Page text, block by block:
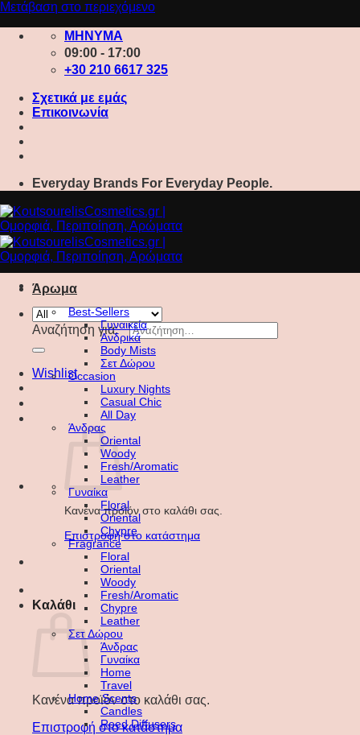
Μετάβαση στο περιεχόμενο
ΜΗΝΥΜΑ
09:00 - 17:00
+30 210 6617 325
Σχετικά με εμάς
Επικοινωνία
Everyday Brands For Everyday People.
Αναζήτηση για:
Wishlist
Κανένα προϊόν στο καλάθι σας.
Επιστροφή στο κατάστημα
Καλάθι
Κανένα προϊόν στο καλάθι σας.
Επιστροφή στο κατάστημα
Άρωμα
Best-Sellers
Γυναικεία
Ανδρικά
Body Mists
Σετ Δώρου
Occasion
Luxury Nights
Casual Chic
All Day
Άνδρας
Oriental
Woody
Fresh/Aromatic
Leather
Γυναίκα
Floral
Oriental
Chypre
Fragrance
Floral
Oriental
Woody
Fresh/Aromatic
Chypre
Leather
Σετ Δώρου
Άνδρας
Γυναίκα
Home
Travel
Home Scents
Candles
Reed Diffusers